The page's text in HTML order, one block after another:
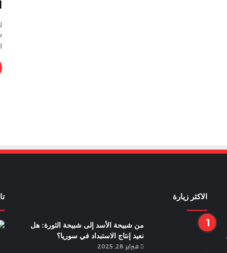
الاكثر زيارة
من شبيحة الأسد إلى شبيحة الثورة: هل
نعيد إنتاج الاستبداد في سوريا؟
فبراير 28, 2025